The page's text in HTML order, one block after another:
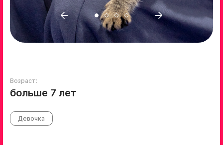
Возраст:
больше 7 лет
Девочка